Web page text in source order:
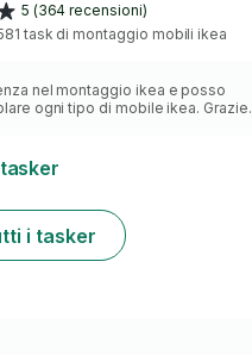
5 (364 recensioni)
task di montaggio mobili ikea
nel montaggio ikea e posso
ogni tipo di mobile ikea. Grazie.
i tasker